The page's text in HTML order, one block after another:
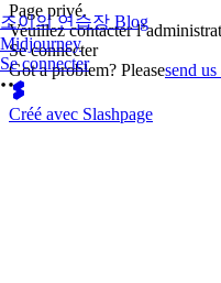
조이의 연습장 Blog
Midjourney
Se connecter
Page privé.
Veuillez contacter
Se connecter
Got a problem? Pleasesend us
Créé avec Slashpage